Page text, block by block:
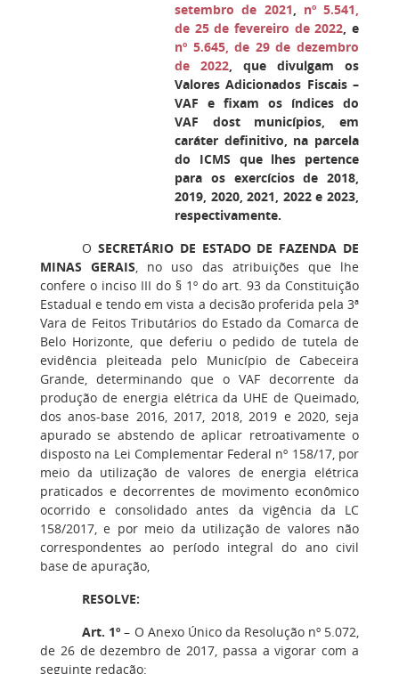
setembro de 2021, nº 5.541,
de 25 de fevereiro de 2022, e
nº 5.645, de 29 de dezembro
de 2022, que divulgam os
Valores Adicionados Fiscais –
VAF e fixam os índices do
VAF dost municípios, em
caráter definitivo, na parcela
do ICMS que lhes pertence
para os exercícios de 2018,
2019, 2020, 2021, 2022 e 2023,
respectivamente.
OSECRETÁRIO DE ESTADO DE FAZENDA DE
MINAS GERAIS, no uso das atribuições que lhe
confere o inciso III do § 1º do art. 93 da Constituição
Estadual e tendo em vista a decisão proferida pela 3ª
Vara de Feitos Tributários do Estado da Comarca de
Belo Horizonte, que deferiu o pedido de tutela de
evidência pleiteada pelo Município de Cabeceira
Grande, determinando que o VAF decorrente da
produção de energia elétrica da UHE de Queimado,
dos anos-base 2016, 2017, 2018, 2019 e 2020, seja
apurado se abstendo de aplicar retroativamente o
disposto na Lei Complementar Federal nº 158/17, por
meio da utilização de valores de energia elétrica
praticados e decorrentes de movimento econômico
ocorrido e consolidado antes da vigência da LC
158/2017, e por meio da utilização de valores não
correspondentes ao período integral do ano civil
base de apuração,
RESOLVE:
Art. 1º – O Anexo Único da Resolução nº 5.072,
de 26 de dezembro de 2017, passa a vigorar com a
seguinte redação: